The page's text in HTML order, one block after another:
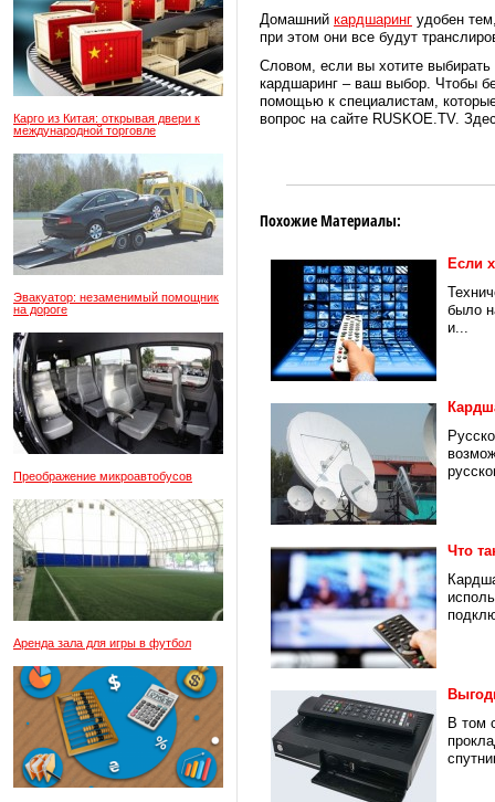
Карго из Китая: открывая двери к
международной торговле
Эвакуатор: незаменимый помощник
на дороге
Преображение микроавтобусов
Аренда зала для игры в футбол
Домашний кардшаринг удобен
при этом они все будут
Словом, если вы хотите выбирать
кардшаринг – ваш выбор. Чтобы
помощью к специалистам,
вопрос на сайте RUSKOE.TV.
Похожие Материалы:
Если
было
и...
Что
В том